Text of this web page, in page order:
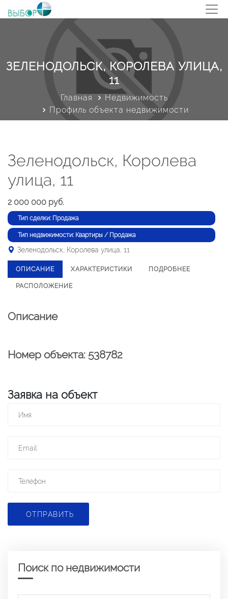
ЗЕЛЕНОДОЛЬСК, КОРОЛЕВА УЛИЦА,
11
Главная
Недвижимость
Профиль объекта недвижимости
Зеленодольск, Королева
улица, 11
2 000 000 руб.
Тип сделки: Продажа
Тип недвижимости: Квартиры / Продажа
Зеленодольск, Королева улица, 11
ОПИСАНИЕ ХАРАКТЕРИСТИКИ ПОДРОБНЕЕ
РАСПОЛОЖЕНИЕ
Описание
Номер объекта: 538782
Заявка на объект
ОТПРАВИТЬ
Поиск по недвижимости